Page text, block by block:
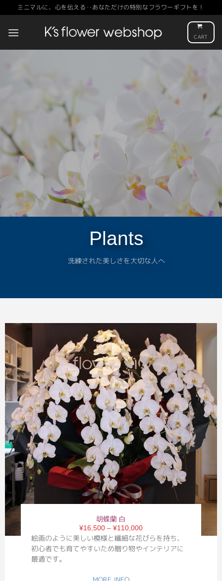
to
content
ミニマルに、心を伝える‥あなただけの特別なフラワーギフトを！
CART
Plants
洗練された美しさを大切な人へ
胡蝶蘭 白
¥16,500 – ¥110,000
絵画のように美しい模様と繊細な花びらを持ち、
初心者でも育てやすいため贈り物やインテリアに
最適です。